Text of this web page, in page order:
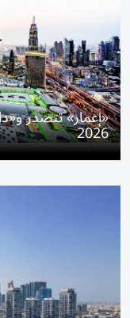
«إعمار» تتصدر
2026